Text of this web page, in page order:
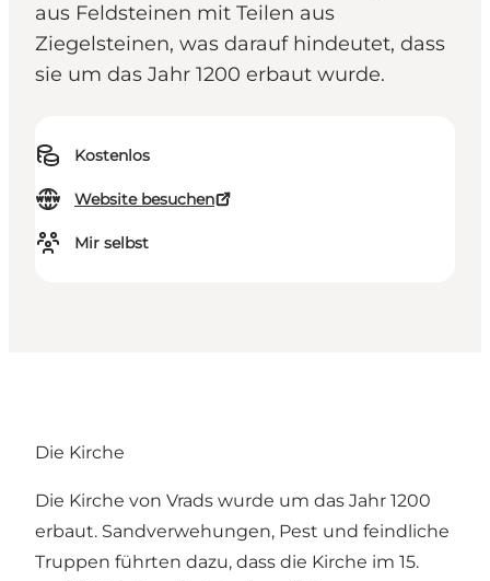
aus Feldsteinen mit Teilen aus
Ziegelsteinen, was darauf hindeutet, dass
sie um das Jahr 1200 erbaut wurde.
Kostenlos
Website besuchen
Mir selbst
Die Kirche
Die Kirche von Vrads wurde um das Jahr 1200
erbaut. Sandverwehungen, Pest und feindliche
Truppen führten dazu, dass die Kirche im 15.